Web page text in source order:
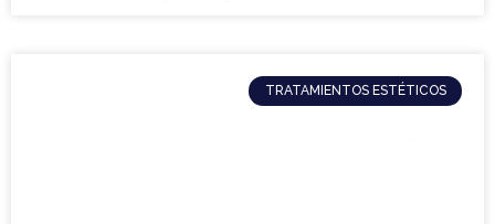
TRATAMIENTOS ESTÉTICOS